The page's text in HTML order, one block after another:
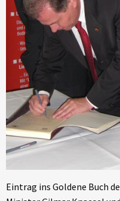
Eintrag ins Goldene Buch